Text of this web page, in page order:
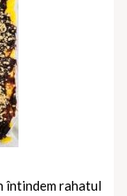
întindem rahatul